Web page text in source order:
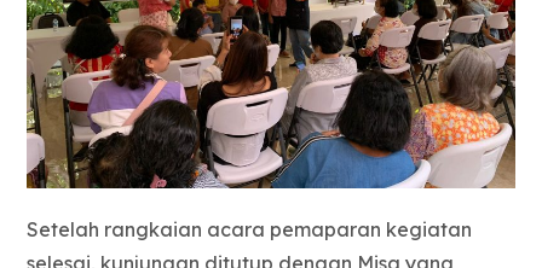
Setelah rangkaian acara pemaparan kegiatan
selesai, kunjungan ditutup dengan Misa yang